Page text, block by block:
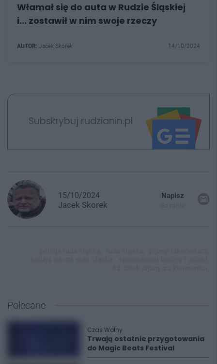
Włamał się do auta w Rudzie Śląskiej
i... zostawił w nim swoje rzeczy
AUTOR: Jacek Skorek 14/10/2024
Subskrybuj rudzianin.pl
15/10/2024
Jacek Skorek
Napisz
Polecane
Czas Wolny
Trwają ostatnie przygotowania
do Magic Beats Festival